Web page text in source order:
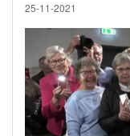
25-11-2021